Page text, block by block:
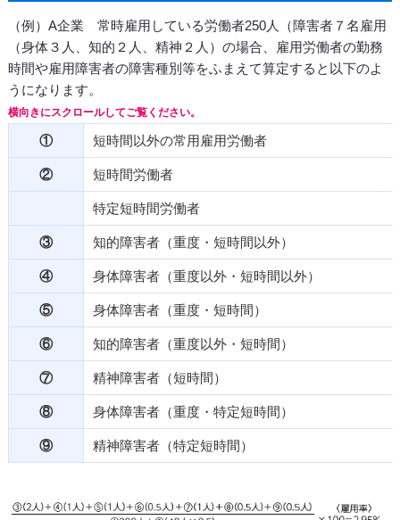
（例）A企業 常時雇用している労働者250人（障害者７名雇用
（身体３人、知的２人、精神２人）の場合、雇用労働者の勤務
時間や雇用障害者の障害種別等をふまえて算定すると以下のよ
うになります。
① 短時間以外の常用雇用労働者
② 短時間労働者
特定短時間労働者
③ 知的障害者（重度・短時間以外）
④ 身体障害者（重度以外・短時間以外）
⑤ 身体障害者（重度・短時間）
⑥ 知的障害者（重度以外・短時間）
⑦ 精神障害者（短時間）
⑧ 身体障害者（重度・特定短時間）
⑨ 精神障害者（特定短時間）